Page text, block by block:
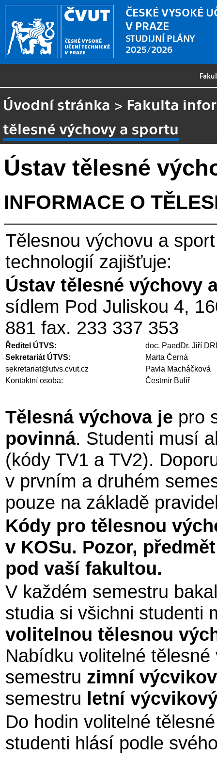
ČESKÉ VYSOKÉ
V PRAZE
STUDIJNÍ PLÁNY
2025/2026
Úvodní stránka > Fakulta
tělesné výchovy a sportu
Ústav tělesné
INFORMACE O
Tělesnou výchovu a
technologií zajišťuje:
Ústav tělesné výchovy
sídlem Pod Juliskou 4,
881 fax. 233 337 353
Ředitel ÚTVS:
doc. PaedDr. Jiří
Sekretariát ÚTVS:
Marta Černá
sekretariat@utvs.cvut.cz
Pavla Macháčková
Kontaktní osoba:
Čestmír Bulíř
Tělesná výchova je pro
povinná. Studenti musí
(kódy TV1 a TV2).
v prvním a druhém
pouze na základě
Kódy pro tělesnou
v KOSu. Pozor,
pod vaší fakultou.
V každém semestru
studia si všichni studenti
volitelnou tělesnou
Nabídku volitelné
semestru zimní
semestru letní
Do hodin volitelné
studenti hlásí podle